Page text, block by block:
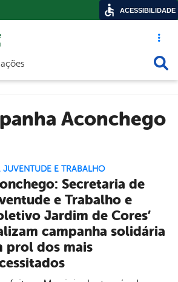
Acesso
de navegação
Aconchego
JUVENTUDE E TRABALHO
Secretaria de
e Trabalho e
Jardim de Cores’
campanha solidária
prol dos mais
ACESSIBILIDADE